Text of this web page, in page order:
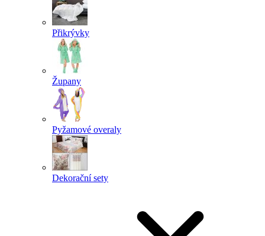
Přikrývky
Župany
Pyžamové overaly
Dekorační sety